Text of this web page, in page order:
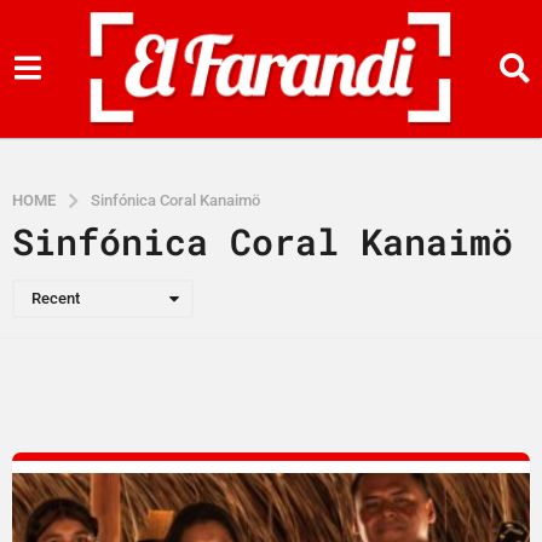
HOME Sinfónica Coral Kanaimö
Sinfónica Coral Kanaimö
Recent